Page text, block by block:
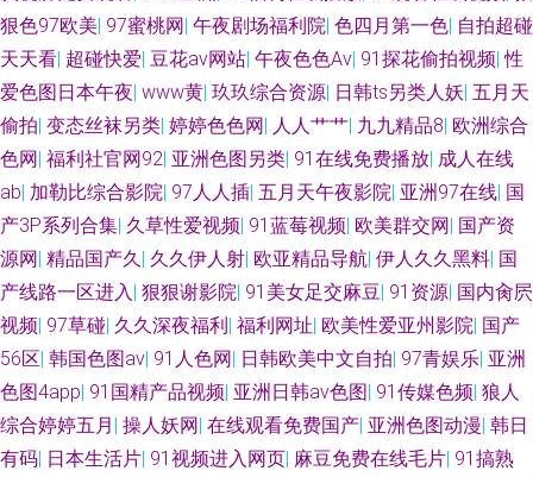
狠色97欧美| 97蜜桃网| 午夜剧场福利院| 色四月第一色| 自拍超碰
天天看| 超碰快爱| 豆花av网站| 午夜色色Av| 91探花偷拍视频|性
爱色图日本午夜| www黄| 玖玖综合资源| 日韩ts另类人妖| 五月天
偷拍| 变态丝袜另类| 婷婷色色网| 人人艹艹| 九九精品8| 欧洲综合
色网| 福利社官网92| 亚洲色图另类| 91在线免费播放| 成人在线
ab| 加勒比综合影院| 97人人插| 五月天午夜影院| 亚洲97在线| 国
产3P系列合集| 久草性爱视频| 91蓝莓视频| 欧美群交网| 国产资
源网| 精品国产久| 久久伊人射| 欧亚精品导航| 伊人久久黑料| 国
产线路一区进入| 狠狠谢影院| 91美女足交麻豆| 91资源| 国内肏屄
视频| 97草碰| 久久深夜福利| 福利网址| 欧美性爱亚州影院| 国产
56区| 韩国色图av| 91人色网| 日韩欧美中文自拍| 97青娱乐| 亚洲
色图4app| 91国精产品视频| 亚洲日韩av色图| 91传媒色频| 狼人
综合婷婷五月 | 操人妖网| 在线观看免费国产| 亚洲色图动漫| 韩日
有码| 日本生活片| 91视频进入网页| 麻豆免费在线毛片| 91搞熟